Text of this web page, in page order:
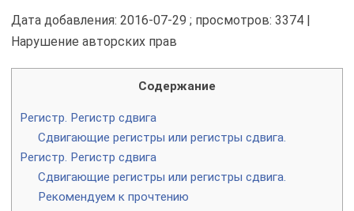
Дата добавления: 2016-07-29 ; просмотров: 3374 |
Нарушение авторских прав
Содержание
Регистр. Регистр сдвига
Сдвигающие регистры или регистры сдвига.
Регистр. Регистр сдвига
Сдвигающие регистры или регистры сдвига.
Рекомендуем к прочтению